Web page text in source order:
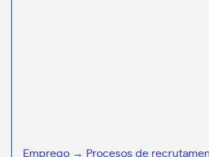
Emprego → Procesos de